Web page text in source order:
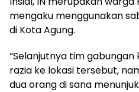
mengaku menggunakan
di Kota Agung.
“Selanjutnya tim
razia ke lokasi tersebut,
dua orang di sana